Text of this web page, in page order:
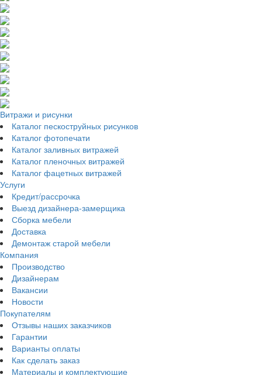
Витражи и рисунки
Каталог пескоструйных рисунков
Каталог фотопечати
Каталог заливных витражей
Каталог пленочных витражей
Каталог фацетных витражей
Услуги
Кредит/рассрочка
Выезд дизайнера-замерщика
Сборка мебели
Доставка
Демонтаж старой мебели
Компания
Производство
Дизайнерам
Вакансии
Новости
Покупателям
Отзывы наших заказчиков
Гарантии
Варианты оплаты
Как сделать заказ
Материалы и комплектующие